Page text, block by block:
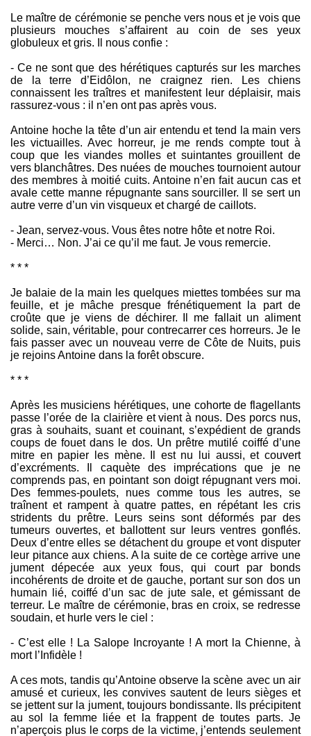
Le maître de cérémonie se penche vers nous et je vois que
plusieurs mouches s’affairent au coin de ses yeux
globuleux et gris. Il nous confie :
- Ce ne sont que des hérétiques capturés sur les marches
de la terre d’Eidôlon, ne craignez rien. Les chiens
connaissent les traîtres et manifestent leur déplaisir, mais
rassurez-vous : il n’en ont pas après vous.
Antoine hoche la tête d’un air entendu et tend la main vers
les victuailles. Avec horreur, je me rends compte tout à
coup que les viandes molles et suintantes grouillent de
vers blanchâtres. Des nuées de mouches tournoient autour
des membres à moitié cuits. Antoine n’en fait aucun cas et
avale cette manne répugnante sans sourciller. Il se sert un
autre verre d’un vin visqueux et chargé de caillots.
- Jean, servez-vous. Vous êtes notre hôte et notre Roi.
- Merci… Non. J’ai ce qu’il me faut. Je vous remercie.
* * *
Je balaie de la main les quelques miettes tombées sur ma
feuille, et je mâche presque frénétiquement la part de
croûte que je viens de déchirer. Il me fallait un aliment
solide, sain, véritable, pour contrecarrer ces horreurs. Je le
fais passer avec un nouveau verre de Côte de Nuits, puis
je rejoins Antoine dans la forêt obscure.
* * *
Après les musiciens hérétiques, une cohorte de flagellants
passe l’orée de la clairière et vient à nous. Des porcs nus,
gras à souhaits, suant et couinant, s’expédient de grands
coups de fouet dans le dos. Un prêtre mutilé coiffé d’une
mitre en papier les mène. Il est nu lui aussi, et couvert
d’excréments. Il caquète des imprécations que je ne
comprends pas, en pointant son doigt répugnant vers moi.
Des femmes-poulets, nues comme tous les autres, se
traînent et rampent à quatre pattes, en répétant les cris
stridents du prêtre. Leurs seins sont déformés par des
tumeurs ouvertes, et ballottent sur leurs ventres gonflés.
Deux d’entre elles se détachent du groupe et vont disputer
leur pitance aux chiens. A la suite de ce cortège arrive une
jument dépecée aux yeux fous, qui court par bonds
incohérents de droite et de gauche, portant sur son dos un
humain lié, coiffé d’un sac de jute sale, et gémissant de
terreur. Le maître de cérémonie, bras en croix, se redresse
soudain, et hurle vers le ciel :
- C’est elle ! La Salope Incroyante ! A mort la Chienne, à
mort l’Infidèle !
A ces mots, tandis qu’Antoine observe la scène avec un air
amusé et curieux, les convives sautent de leurs sièges et
se jettent sur la jument, toujours bondissante. Ils précipitent
au sol la femme liée et la frappent de toutes parts. Je
n’aperçois plus le corps de la victime, j’entends seulement